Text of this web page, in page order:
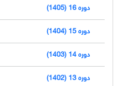
دوره 16 (1405)
دوره 15 (1404)
دوره 14 (1403)
دوره 13 (1402)